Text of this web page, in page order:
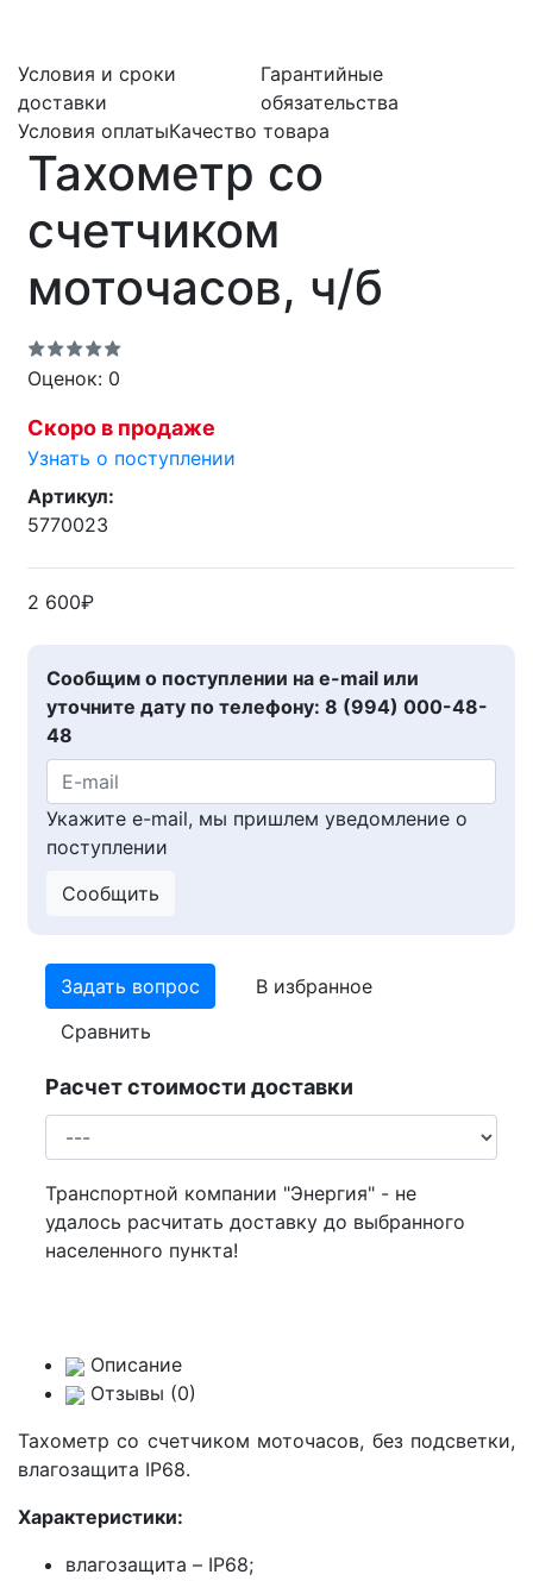
Условия и сроки
доставки
Гарантийные
обязательства
Условия оплатыКачество товара
Тахометр со
счетчиком
моточасов, ч/б
Оценок: 0
Скоро в продаже
Узнать о поступлении
Артикул:
5770023
2 600₽
Сообщим о поступлении на e-mail или
уточните дату по телефону: 8 (994) 000-48-
48
Укажите e-mail, мы пришлем уведомление о
поступлении
Сообщить
Задать вопрос
В избранное
Сравнить
Расчет стоимости доставки
Транспортной компании "Энергия" - не
удалось расчитать доставку до выбранного
населенного пункта!
Описание
Отзывы (0)
Тахометр со счетчиком моточасов, без подсветки,
влагозащита IP68.
Характеристики:
влагозащита – IP68;